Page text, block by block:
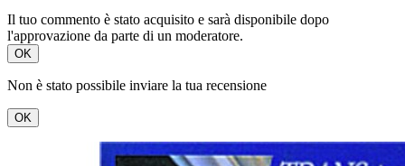
Il tuo commento è stato acquisito e sarà disponibile dopo
l'approvazione da parte di un moderatore.
OK
Non è stato possibile inviare la tua recensione
OK